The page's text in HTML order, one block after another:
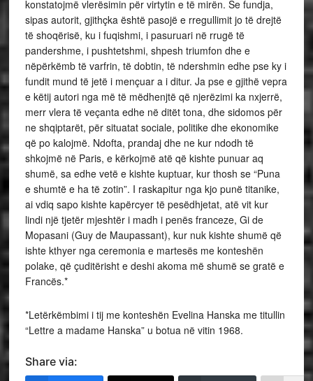
*Letërkëmbimi i tij me konteshën Evelina Hanska me titullin
“Lettre a madame Hanska” u botua në vitin 1968.
Share via: